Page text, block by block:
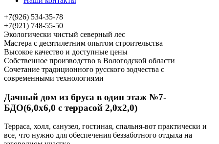
+7(926) 534-35-78
+7(921) 748-55-50
Экологически чистый северный лес
Мастера с десятилетним опытом строительства
Высокое качество и доступные цены
Собственное производство в Вологодской области
Сочетание традиционного русского зодчества с
современными технологиями
Дачный дом из бруса в один этаж №7-
БДО(6,0х6,0 с террасой 2,0х2,0)
Терраса, холл, санузел, гостиная, спальня-вот практически и
все, что нужно для обеспечения беззаботного отдыха на